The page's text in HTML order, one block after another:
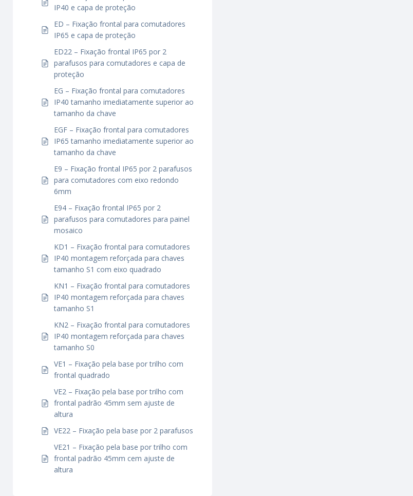
IP40 e capa de proteção
ED – Fixação frontal para comutadores
IP65 e capa de proteção
ED22 – Fixação frontal IP65 por 2
parafusos para comutadores e capa de
proteção
EG – Fixação frontal para comutadores
IP40 tamanho imediatamente superior ao
tamanho da chave
EGF – Fixação frontal para comutadores
IP65 tamanho imediatamente superior ao
tamanho da chave
E9 – Fixação frontal IP65 por 2 parafusos
para comutadores com eixo redondo
6mm
E94 – Fixação frontal IP65 por 2
parafusos para comutadores para painel
mosaico
KD1 – Fixação frontal para comutadores
IP40 montagem reforçada para chaves
tamanho S1 com eixo quadrado
KN1 – Fixação frontal para comutadores
IP40 montagem reforçada para chaves
tamanho S1
KN2 – Fixação frontal para comutadores
IP40 montagem reforçada para chaves
tamanho S0
VE1 – Fixação pela base por trilho com
frontal quadrado
VE2 – Fixação pela base por trilho com
frontal padrão 45mm sem ajuste de
altura
VE22 – Fixação pela base por 2 parafusos
VE21 – Fixação pela base por trilho com
frontal padrão 45mm cem ajuste de
altura